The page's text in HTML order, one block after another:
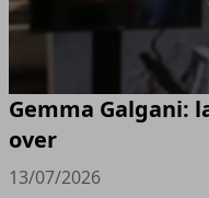
Gemma Galgani:
over
13/07/2026